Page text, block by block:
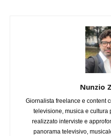
Nunzio
Giornalista freelance e content
televisione, musica e cultura
realizzato interviste e
panorama televisivo,